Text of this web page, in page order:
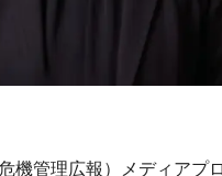
機管理広報）メディアプ